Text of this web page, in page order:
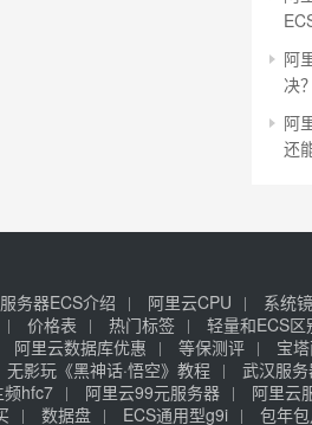
阿
决
阿
还
务器ECS介绍 阿里云CPU 系统
价格表 热门标签 轻量和ECS区
阿里云数据库优惠 等保测评
宝
无影玩《黑神话·悟空》教程 武汉服
频hfc7 阿里云99元服务器 阿里云
数据盘 ECS通用型g9i 包年包